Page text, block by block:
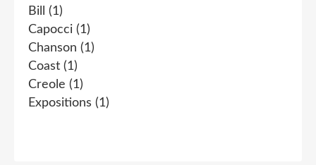
Bill
(1)
Capocci (1)
Chanson (1)
Coast (1)
Creole (1)
Expositions (1)